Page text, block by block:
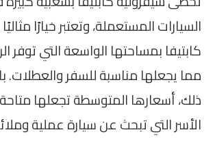
السيارات المستعملة، وتعتبر خيارًا
كابتيفا بمساحتها الواسعة التي توفر
مما يجعلها مناسبة للسفر والعطلات.
ذلك، أسعارها المتوسطة تجعلها
الأسر التي تبحث عن سيارة عملية